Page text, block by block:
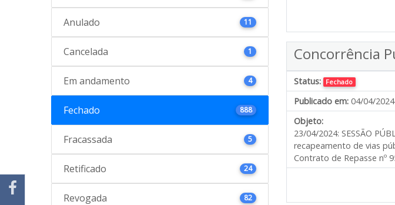
Anulado 11
Cancelada 1
Em andamento 4
Fechado 888
Fracassada 5
Retificado 24
Revogada 82
Concorrência
Status: Fechado
Publicado em: 04/04/2024
Objeto:
23/04/2024: SESSÃO
recapeamento de vias
Contrato de Repasse nº